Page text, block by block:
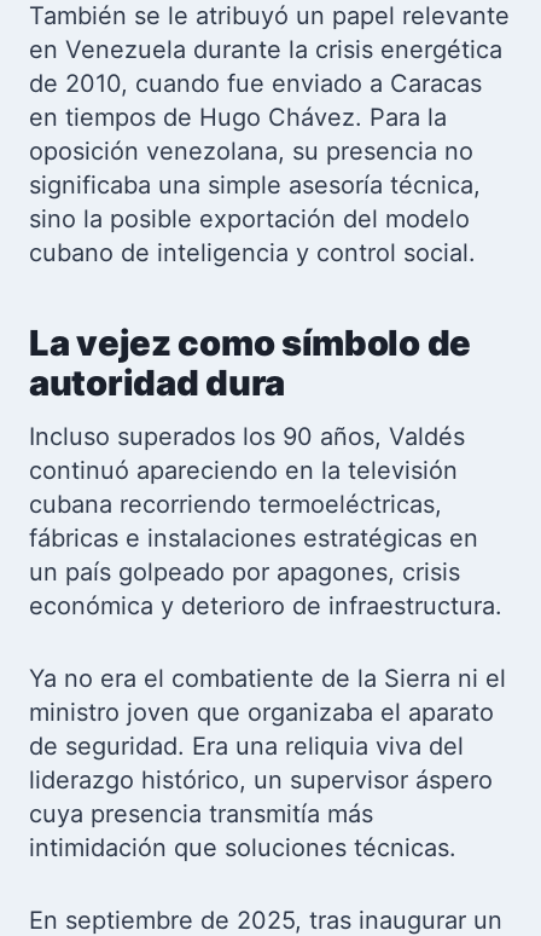
También se le atribuyó un papel relevante
en Venezuela durante la crisis energética
de 2010, cuando fue enviado a Caracas
en tiempos de Hugo Chávez. Para la
oposición venezolana, su presencia no
significaba una simple asesoría técnica,
sino la posible exportación del modelo
cubano de inteligencia y control social.
La vejez como símbolo de
autoridad dura
Incluso superados los 90 años, Valdés
continuó apareciendo en la televisión
cubana recorriendo termoeléctricas,
fábricas e instalaciones estratégicas en
un país golpeado por apagones, crisis
económica y deterioro de infraestructura.
Ya no era el combatiente de la Sierra ni el
ministro joven que organizaba el aparato
de seguridad. Era una reliquia viva del
liderazgo histórico, un supervisor áspero
cuya presencia transmitía más
intimidación que soluciones técnicas.
En septiembre de 2025, tras inaugurar un